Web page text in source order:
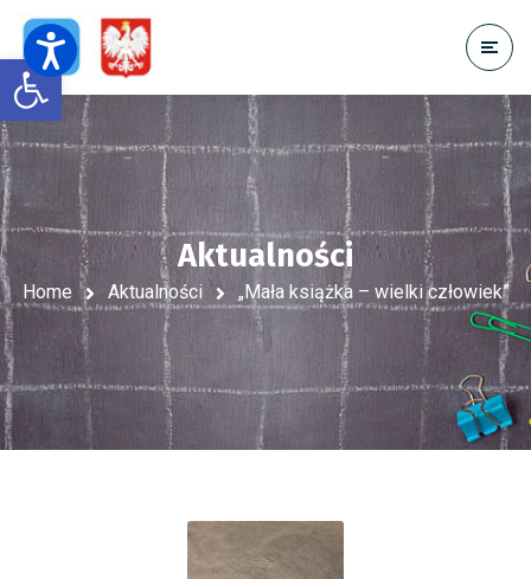
Open toolbar
Aktualności
Home Aktualności „Mała książka – wielki człowiek”